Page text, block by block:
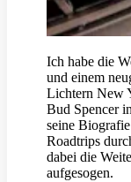
Ich habe die
und einem
Lichtern New
Bud Spencer
seine
Roadtrips
dabei die
aufgesogen.